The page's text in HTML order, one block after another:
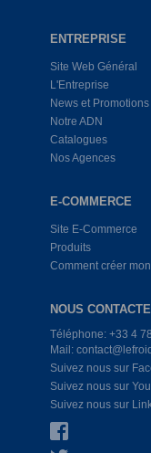
ENTREPRISE
Site Web Général
L'Entreprise
News et Promotions
Notre ADN
Catalogues
Nos Agences
E-COMMERCE
Site E-Commerce
Produits
Comment créer
NOUS
Téléphone: +33 4
Mail:
Suivez nous sur
Suivez nous sur
Suivez nous sur